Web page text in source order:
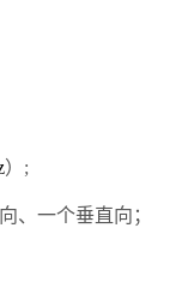
） ;
、一个垂直向；